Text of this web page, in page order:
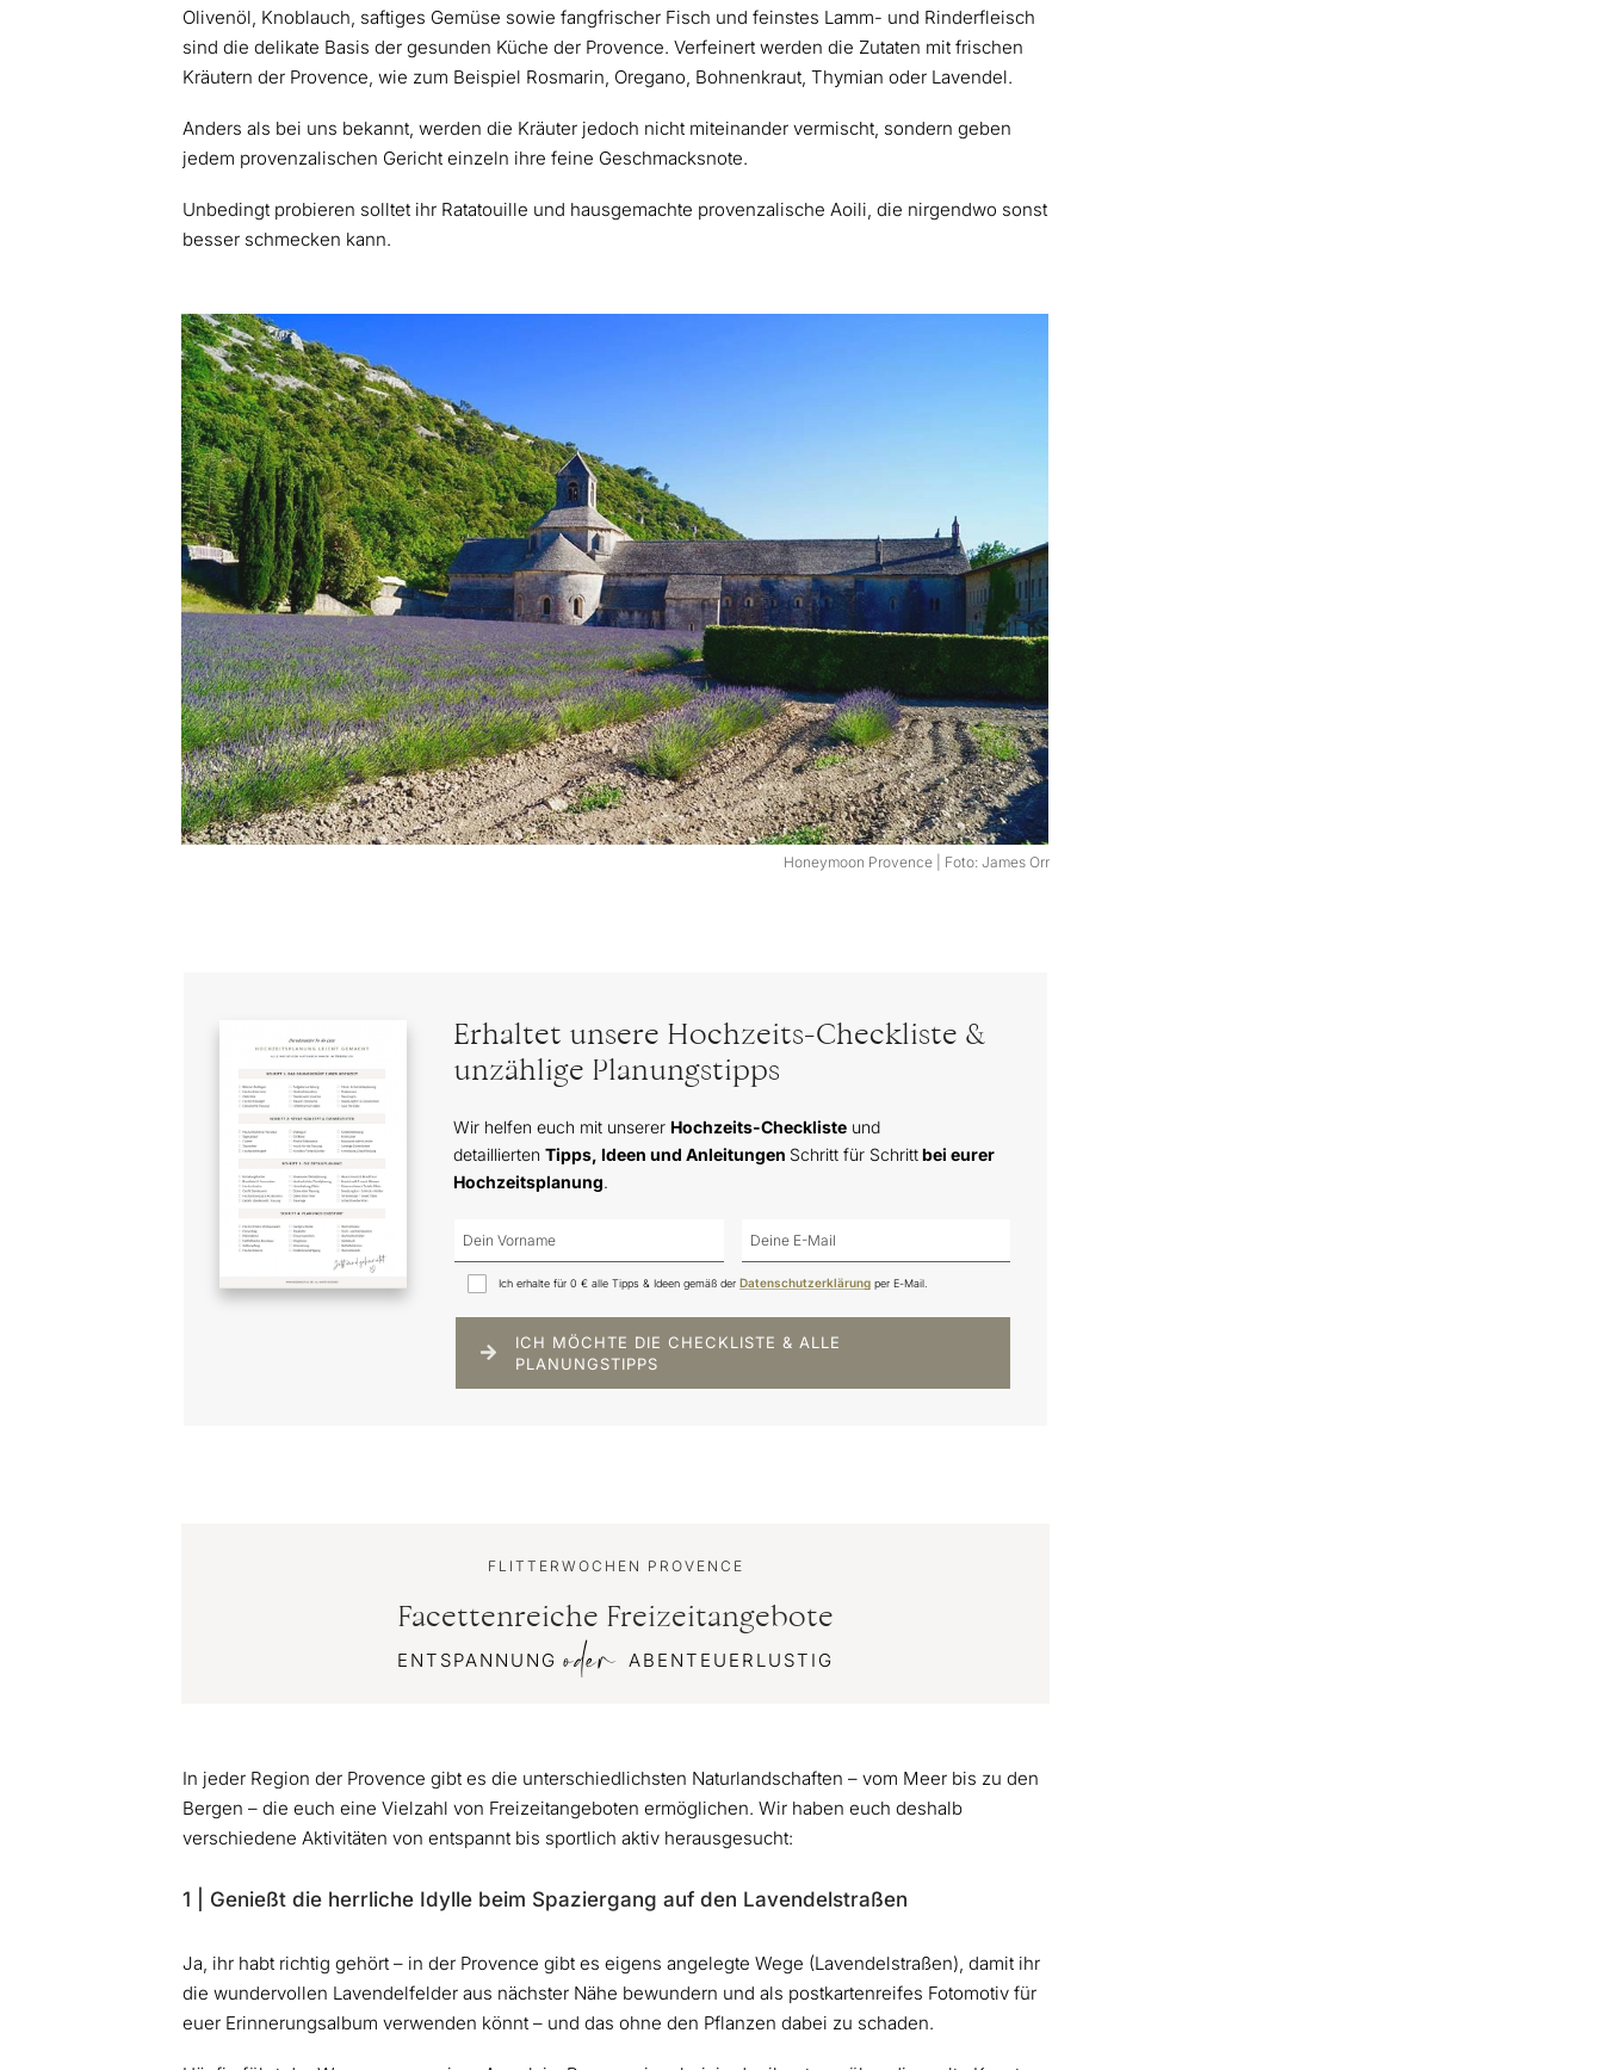
Olivenöl, Knoblauch, saftiges Gemüse sowie fangfrischer Fisch und feinstes Lamm- und Rinderfleisch
sind die delikate Basis der gesunden Küche der Provence. Verfeinert werden die Zutaten mit frischen
Kräutern der Provence, wie zum Beispiel Rosmarin, Oregano, Bohnenkraut, Thymian oder Lavendel.
Anders als bei uns bekannt, werden die Kräuter jedoch nicht miteinander vermischt, sondern geben
jedem provenzalischen Gericht einzeln ihre feine Geschmacksnote.
Unbedingt probieren solltet ihr Ratatouille und hausgemachte provenzalische Aoili, die nirgendwo sonst
besser schmecken kann.
Honeymoon Provence | Foto: James Orr
Erhaltet unsere Hochzeits-Checkliste &
unzählige Planungstipps
Wir helfen euch mit unserer Hochzeits-Checkliste und
detailliertenTipps, Ideen und Anleitungen Schritt für Schrittbei eurer
Hochzeitsplanung.
Ich erhalte für 0 € alle Tipps & Ideen gemäß derDatenschutzerklärung per E-Mail.
ICH MÖCHTE DIE CHECKLISTE & ALLE
PLANUNGSTIPPS
FLITTERWOCHEN PROVENCE
Facettenreiche Freizeitangebote
ENTSPANNUNGoderABENTEUERLUSTIG
In jeder Region der Provence gibt es die unterschiedlichsten Naturlandschaften – vom Meer bis zu den
Bergen – die euch eine Vielzahl von Freizeitangeboten ermöglichen. Wir haben euch deshalb
verschiedene Aktivitäten von entspannt bis sportlich aktiv herausgesucht:
1 | Genießt die herrliche Idylle beim Spaziergang auf den Lavendelstraßen
Ja, ihr habt richtig gehört – in der Provence gibt es eigens angelegte Wege (Lavendelstraßen), damit ihr
die wundervollen Lavendelfelder aus nächster Nähe bewundern und als postkartenreifes Fotomotiv für
euer Erinnerungsalbum verwenden könnt – und das ohne den Pflanzen dabei zu schaden.